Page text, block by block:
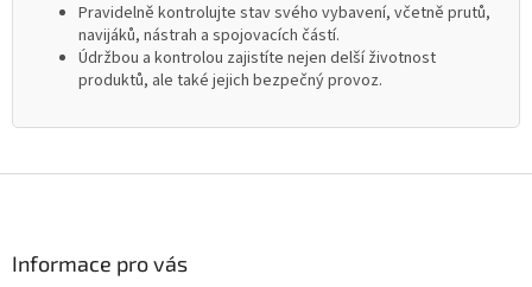
Pravidelně kontrolujte stav svého vybavení, včetně prutů,
navijáků, nástrah a spojovacích částí.
Údržbou a kontrolou zajistíte nejen delší životnost
produktů, ale také jejich bezpečný provoz.
Informace pro vás